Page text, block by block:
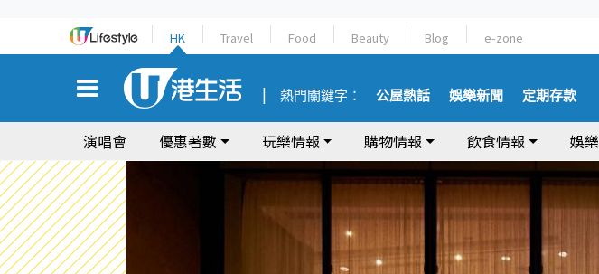
HK Travel Food Beauty Blog e-zone
熱門關鍵字： 公屋熱話 娛樂新聞 定期存款
演唱會 優惠著數 玩樂情報 購物情報 飲食情報 娛樂